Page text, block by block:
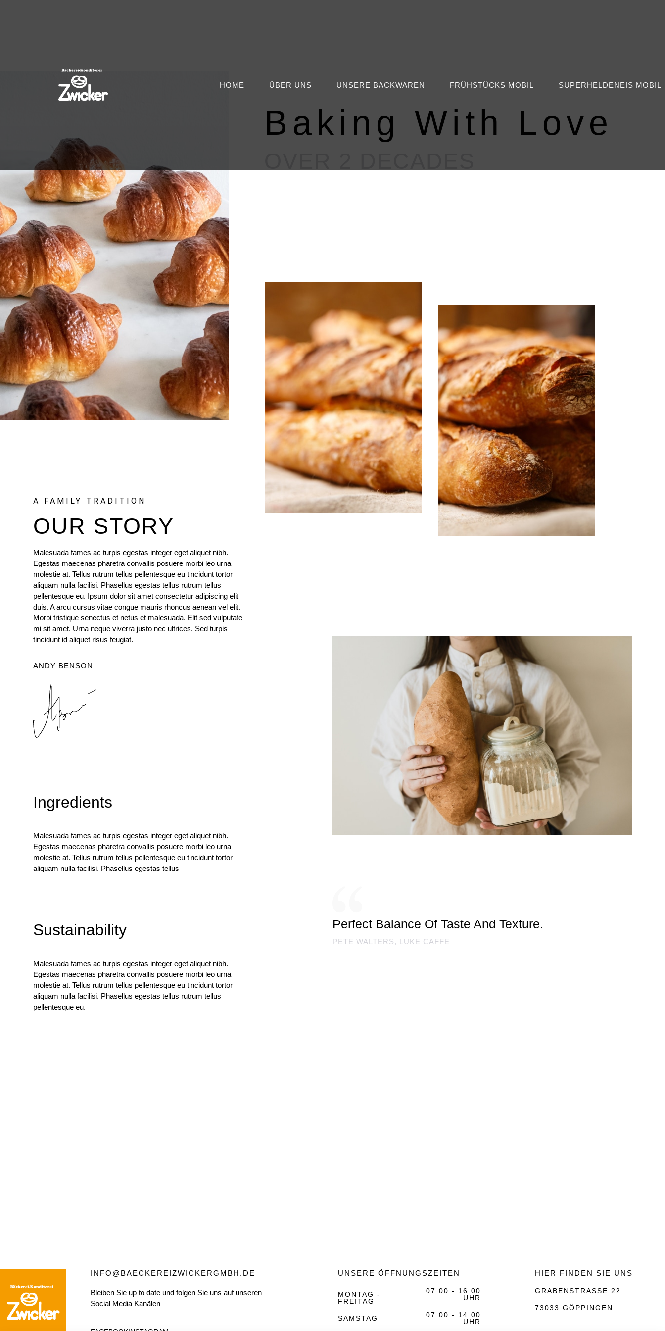
HOME ÜBER UNS UNSERE BACKWAREN FRÜHSTÜCKS MOBIL SUPERHELDENEIS MOBIL
Baking With Love
A FAMILY TRADITION
OUR STORY
Malesuada fames ac turpis egestas integer eget aliquet nibh.
Egestas maecenas pharetra convallis posuere morbi leo urna
molestie at. Tellus rutrum tellus pellentesque eu tincidunt tortor
aliquam nulla facilisi. Phasellus egestas tellus rutrum tellus
pellentesque eu. Ipsum dolor sit amet consectetur adipiscing elit
duis. A arcu cursus vitae congue mauris rhoncus aenean vel elit.
Morbi tristique senectus et netus et malesuada. Elit sed vulputate
mi sit amet. Urna neque viverra justo nec ultrices. Sed turpis
tincidunt id aliquet risus feugiat.
ANDY BENSON
Ingredients
Malesuada fames ac turpis egestas integer eget aliquet nibh.
Egestas maecenas pharetra convallis posuere morbi leo urna
molestie at. Tellus rutrum tellus pellentesque eu tincidunt tortor
aliquam nulla facilisi. Phasellus egestas tellus
Sustainability
Malesuada fames ac turpis egestas integer eget aliquet nibh.
Egestas maecenas pharetra convallis posuere morbi leo urna
molestie at. Tellus rutrum tellus pellentesque eu tincidunt tortor
aliquam nulla facilisi. Phasellus egestas tellus rutrum tellus
pellentesque eu.
Perfect Balance Of Taste And Texture.
PETE WALTERS, LUKE CAFFE
INFO@BAECKEREIZWICKERGMBH.DE
Bleiben Sie up to date und folgen Sie uns auf unseren
Social Media Kanälen
UNSERE ÖFFNUNGSZEITEN
MONTAG -
FREITAG
SAMSTAG
07:00 - 16:00
UHR
07:00 - 14:00
UHR
HIER FINDEN SIE UNS
GRABENSTRASSE 22
73033 GÖPPINGEN